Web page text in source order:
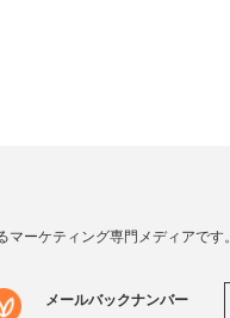
ーケティング専門メディアです。
メールバックナンバー